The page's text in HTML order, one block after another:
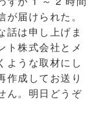
届けられた。
は申し上げま
ト株式会社とメ
ような取材にし
作成してお送り
ん。明日どうぞ